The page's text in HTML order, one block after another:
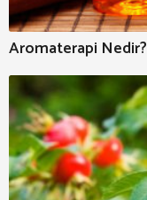
Aromaterapi Nedir?